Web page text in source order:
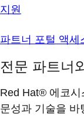
지원
파트너 포털 액세
전문 파트너
Red Hat® 에코시
문성과 기술을 바